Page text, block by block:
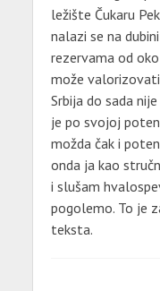
ležište Čukaru
nalazi se na
rezervama od
može
Srbija do sada
je po svojoj
možda čak i
onda ja kao
i slušam
pogolemo. To je
teksta.